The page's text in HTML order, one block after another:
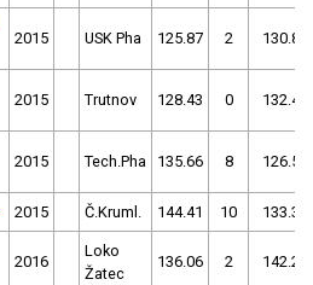
2015 USK Pha 125.87 2 130.85
2015 Trutnov 128.43 0 132.44
2015 Tech.Pha 135.66 8 126.56
2015 Č.Kruml. 144.41 10 133.32
2016
Loko
Žatec
136.06 2 142.22